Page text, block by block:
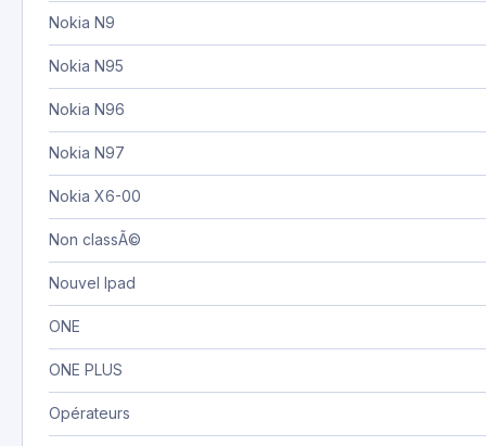
Nokia N9
Nokia N95
Nokia N96
Nokia N97
Nokia X6-00
Non classÃ©
Nouvel Ipad
ONE
ONE PLUS
Opérateurs